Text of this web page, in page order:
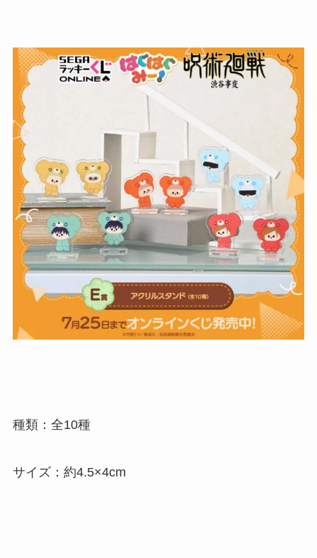
種類：全10種
サイズ：約4.5×4cm